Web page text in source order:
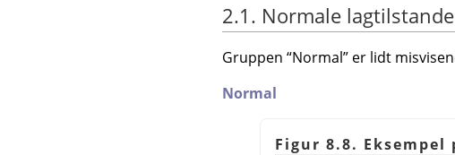
2.1. Normale lagtilstande
Gruppen “Normal” er lidt
Normal
Figur 8.8.